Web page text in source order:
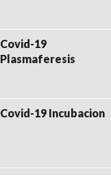
Covid-19
Plasmaferesis
Covid-19 Incubacion